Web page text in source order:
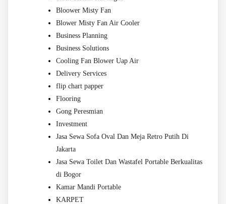
Bloower Misty Fan
Blower Misty Fan Air Cooler
Business Planning
Business Solutions
Cooling Fan Blower Uap Air
Delivery Services
flip chart papper
Flooring
Gong Peresmian
Investment
Jasa Sewa Sofa Oval Dan Meja Retro Putih Di
Jakarta
Jasa Sewa Toilet Dan Wastafel Portable Berkualitas
di Bogor
Kamar Mandi Portable
KARPET